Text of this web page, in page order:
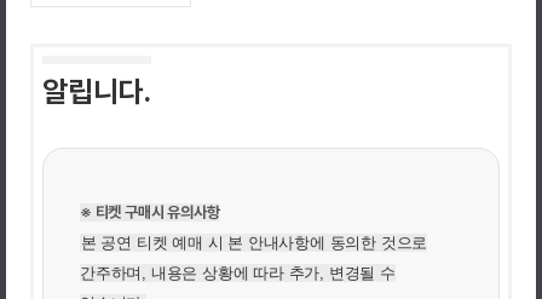
알립니다.
※ 티켓 구매시 유의사항
본 공연 티켓 예매 시 본 안내사항에 동의한 것으로
간주하며, 내용은 상황에 따라 추가, 변경될 수